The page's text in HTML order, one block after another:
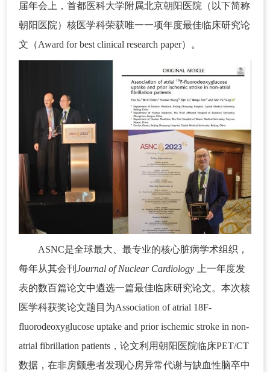
届年会上，首都医科大学附属北京朝阳医院（以下简称
朝阳医院）核医学科荣获唯一一项年度最佳临床研究论
文（Award for best clinical research paper）。
ASNC是全球最大、最专业的核心脏病学术组织，
每年从其会刊 Journal of Nuclear Cardiology
上一年度发
表的数百篇论文中遴选一篇最佳临床研究论文。本次核
医学科获奖论文题目为Association of atrial 18F-
fluorodeoxyglucose uptake and prior ischemic stroke in non-
atrial fibrillation patients，论文利用朝阳医院临床PET/CT
数据，在非房颤患者发现心房异常代谢与缺血性脑卒中